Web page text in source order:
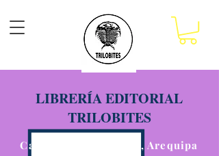
LIBRERÍA EDITORIAL
TRILOBITES
Calle San Agustín 201, Arequipa